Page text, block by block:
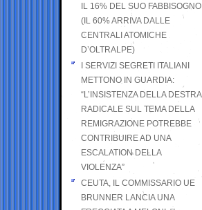
IL 16% DEL SUO FABBISOGNO
(IL 60% ARRIVA DALLE
CENTRALI ATOMICHE
D’OLTRALPE)
I SERVIZI SEGRETI ITALIANI
METTONO IN GUARDIA:
“L’INSISTENZA DELLA DESTRA
RADICALE SUL TEMA DELLA
REMIGRAZIONE POTREBBE
CONTRIBUIRE AD UNA
ESCALATION DELLA
VIOLENZA”
CEUTA, IL COMMISSARIO UE
BRUNNER LANCIA UNA